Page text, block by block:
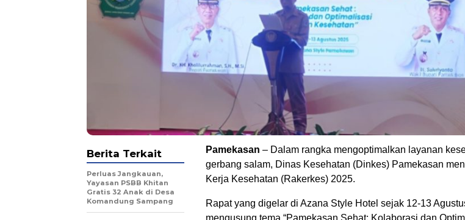
Pamekasan – Dalam rangka mengoptimalkan layanan
gerbang salam, Dinas Kesehatan (Dinkes) Pamekasan
Kerja Kesehatan (Rakerkes) 2025.
Rapat yang digelar di Azana Style Hotel sejak 12-13
Berita Terkait
Perluas Jangkauan,
Yayasan PSBB Khitan
Gratis 32 Anak di Desa
Komandung Sampang